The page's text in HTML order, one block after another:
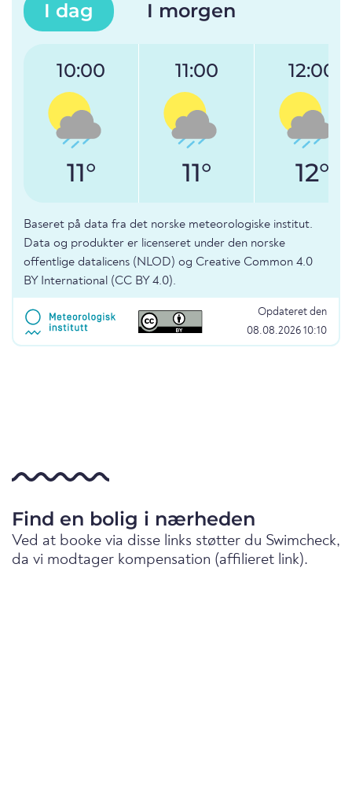
I dag I morgen
10:00
11°
11:00
11°
12:00
12°
Baseret på data fra det norske meteorologiske institut.
Data og produkter er licenseret under den norske
offentlige datalicens (NLOD) og Creative Common 4.0
BY International (CC BY 4.0).
Opdateret den
08.08.2026 10:10
Find en bolig i nærheden
Ved at booke via disse links støtter du Swimcheck,
da vi modtager kompensation (affilieret link).